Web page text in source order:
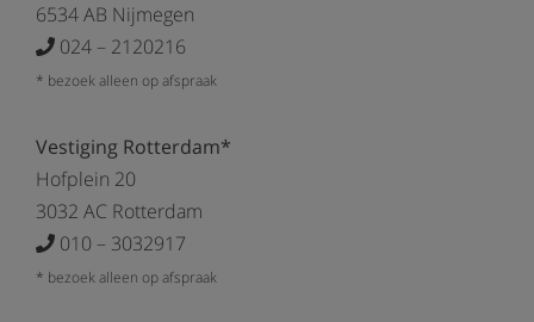
6534 AB Nijmegen
024 – 2120216
* bezoek alleen op afspraak
Vestiging Rotterdam*
Hofplein 20
3032 AC Rotterdam
010 – 3032917
* bezoek alleen op afspraak